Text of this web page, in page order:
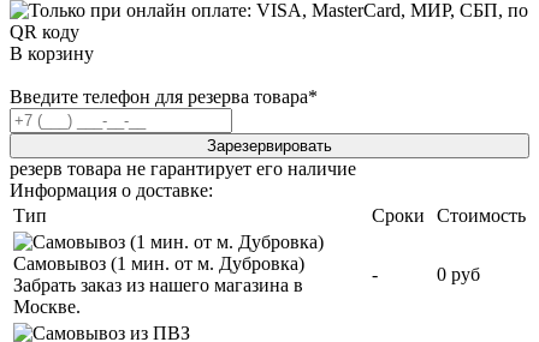
В корзину
Введите телефон для резерва товара*
Зарезервировать
резерв товара не гарантирует его наличие
Информация о доставке:
Тип
Сроки Стоимость
Самовывоз (1 мин. от м. Дубровка)
Забрать заказ из нашего магазина в
Москве.
- 0 руб